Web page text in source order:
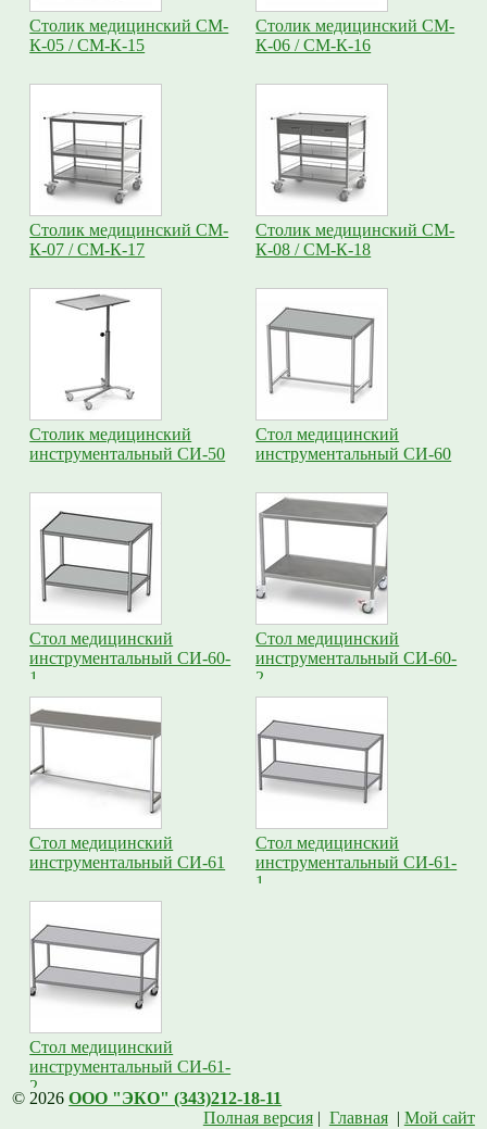
Столик медицинский СМ-
К-05 / СМ-К-15
Столик медицинский СМ-
К-06 / СМ-К-16
Столик медицинский СМ-
К-07 / СМ-К-17
Столик медицинский СМ-
К-08 / СМ-К-18
Столик медицинский
инструментальный СИ-50
Стол медицинский
инструментальный СИ-60
Стол медицинский
инструментальный СИ-60-
1
Стол медицинский
инструментальный СИ-60-
2
Стол медицинский
инструментальный СИ-61
Стол медицинский
инструментальный СИ-61-
1
Стол медицинский
инструментальный СИ-61-
2
© 2026ООО "ЭКО" (343)212-18-11
Полная версия| Главная| Мой сайт